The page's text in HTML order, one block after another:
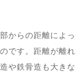
からの距離によ
です。距離が離
や鉄骨造も大き